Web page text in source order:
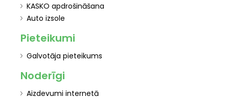
KASKO apdrošināšana
Auto izsole
Pieteikumi
Galvotāja pieteikums
Noderīgi
Aizdevumi internetā